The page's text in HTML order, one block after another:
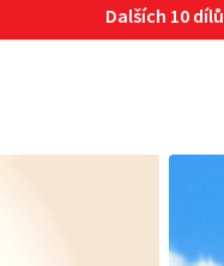
Dalších 10 dílů